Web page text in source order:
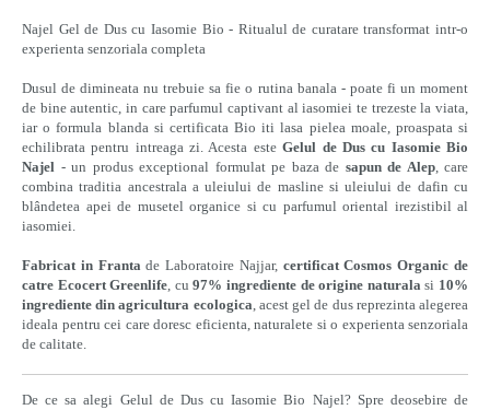
Najel Gel de Dus cu Iasomie Bio - Ritualul de curatare transformat intr-o
experienta senzoriala completa
Dusul de dimineata nu trebuie sa fie o rutina banala - poate fi un moment
de bine autentic, in care parfumul captivant al iasomiei te trezeste la viata,
iar o formula blanda si certificata Bio iti lasa pielea moale, proaspata si
echilibrata pentru intreaga zi. Acesta esteGelul de Dus cu Iasomie Bio
Najel - un produs exceptional formulat pe baza de sapun de Alep, care
combina traditia ancestrala a uleiului de masline si uleiului de dafin cu
blândetea apei de musetel organice si cu parfumul oriental irezistibil al
iasomiei.
Fabricat in Frantade Laboratoire Najjar, certificat Cosmos Organic de
catre Ecocert Greenlife, cu97% ingrediente de origine naturalasi 10%
ingrediente din agricultura ecologica, acest gel de dus reprezinta alegerea
ideala pentru cei care doresc eficienta, naturalete si o experienta senzoriala
de calitate.
De ce sa alegi Gelul de Dus cu Iasomie Bio Najel? Spre deosebire de